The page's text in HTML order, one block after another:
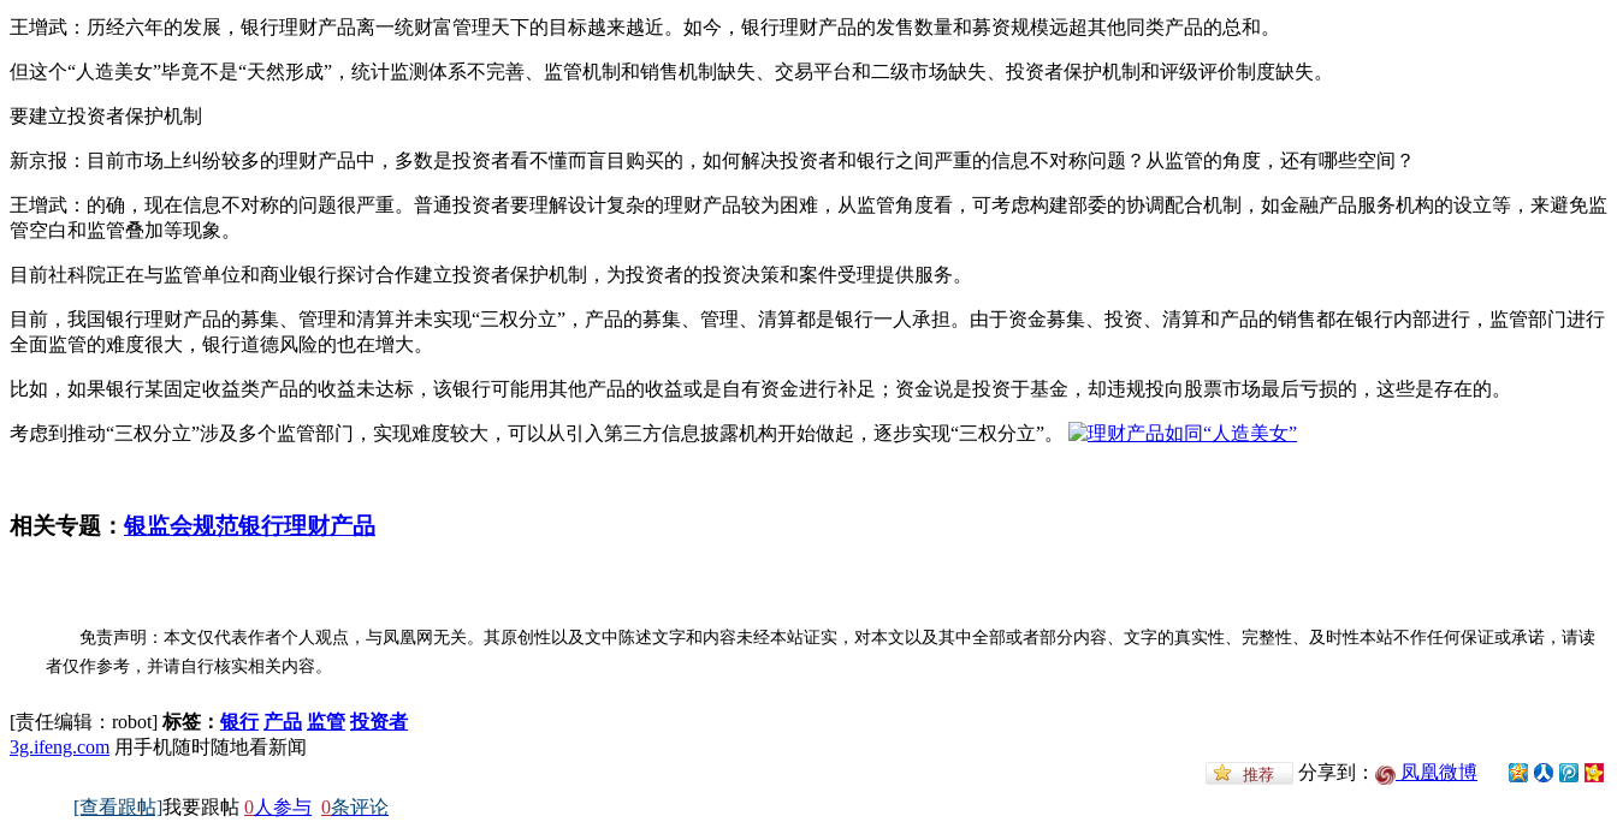
王增武：历经六年的发展，银行理财产品离一统财富管理天下的目标越来越近。如今，银行理财产品的发售数量和募资规模远超其他同类产品的总和。
但这个“人造美女”毕竟不是“天然形成”，统计监测体系不完善、监管机制和销售机制缺失、交易平台和二级市场缺失、投资者保护机制和评级评价制度缺失。
要建立投资者保护机制
新京报：目前市场上纠纷较多的理财产品中，多数是投资者看不懂而盲目购买的，如何解决投资者和银行之间严重的信息不对称问题？从监管的角度，还有哪些空间？
王增武：的确，现在信息不对称的问题很严重。普通投资者要理解设计复杂的理财产品较为困难，从监管角度看，可考虑构建部委的协调配合机制，如金融产品服务机构的设立等，来避免监
管空白和监管叠加等现象。
目前社科院正在与监管单位和商业银行探讨合作建立投资者保护机制，为投资者的投资决策和案件受理提供服务。
目前，我国银行理财产品的募集、管理和清算并未实现“三权分立”，产品的募集、管理、清算都是银行一人承担。由于资金募集、投资、清算和产品的销售都在银行内部进行，监管部门进行
全面监管的难度很大，银行道德风险的也在增大。
比如，如果银行某固定收益类产品的收益未达标，该银行可能用其他产品的收益或是自有资金进行补足；资金说是投资于基金，却违规投向股票市场最后亏损的，这些是存在的。
考虑到推动“三权分立”涉及多个监管部门，实现难度较大，可以从引入第三方信息披露机构开始做起，逐步实现“三权分立”。
相关专题：银监会规范银行理财产品
免责声明：本文仅代表作者个人观点，与凤凰网无关。其原创性以及文中陈述文字和内容未经本站证实，对本文以及其中全部或者部分内容、文字的真实性、完整性、及时性本站不作任何保证或承诺，请读
者仅作参考，并请自行核实相关内容。
[责任编辑：robot] 标签：银行 产品 监管 投资者
3g.ifeng.com 用手机随时随地看新闻
分享到：
凤凰微博
[查看跟帖]我要跟帖 0人参与 0条评论